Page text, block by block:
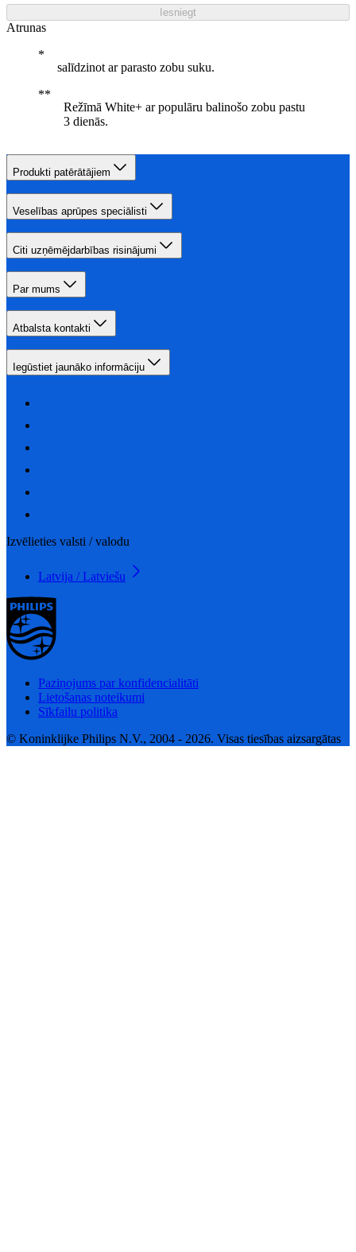
Iesniegt
Atrunas
salīdzinot ar parasto zobu suku.
Režīmā White+ ar populāru balinošo zobu pastu
3 dienās.
Produkti patērātājiem
Veselības aprūpes speciālisti
Citi uzņēmējdarbības risinājumi
Par mums
Atbalsta kontakti
Iegūstiet jaunāko informāciju
Izvēlieties valsti / valodu
Latvija / Latviešu
Paziņojums par konfidencialitāti
Lietošanas noteikumi
Sīkfailu politika
© Koninklijke Philips N.V., 2004 - 2026. Visas tiesības aizsargātas